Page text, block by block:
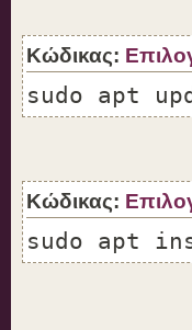
Κώδικας:
sudo apt
Κώδικας:
sudo apt